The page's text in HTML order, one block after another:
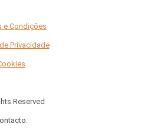
e Condições
Privacidade
Reserved